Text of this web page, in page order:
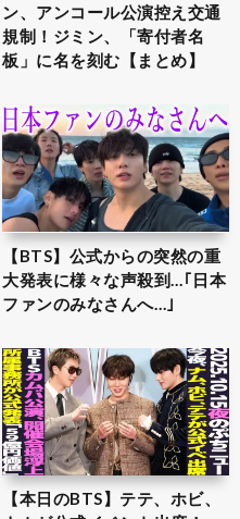
ン、アンコール公演控え交通
規制！ジミン、「寄付者名
板」に名を刻む【まとめ】
【BTS】公式からの突然の重
大発表に様々な声殺到…｢日本
ファンのみなさんへ…｣
【本日のBTS】テテ、ホビ、